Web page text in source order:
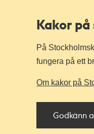
Kakor
På
fungera på ett
Om kakor på
Godkänn